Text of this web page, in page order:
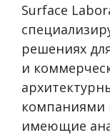
Surface
решениях
и
компаниями
имеющие